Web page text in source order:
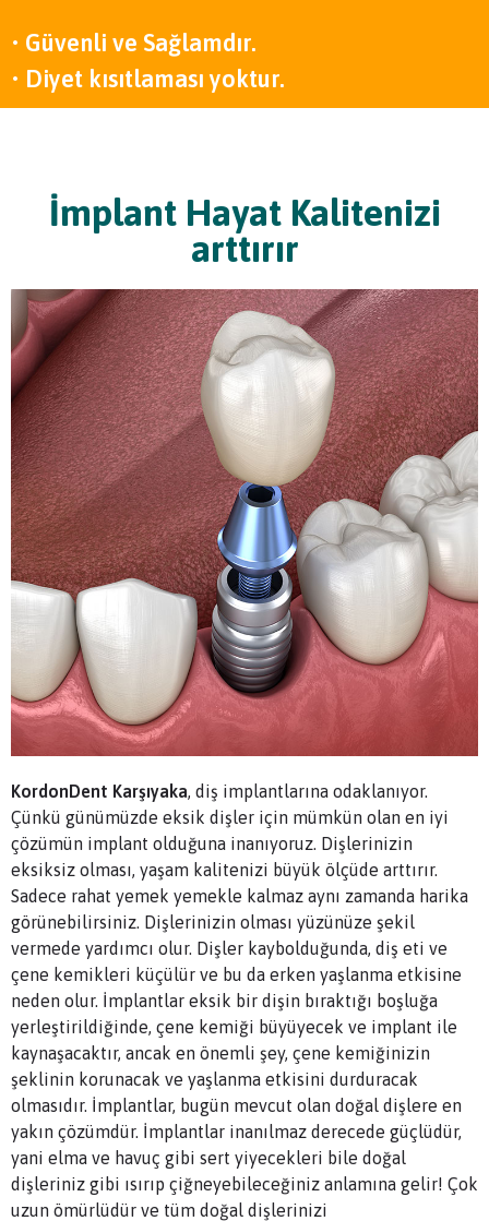
• Güvenli ve Sağlamdır.
• Diyet kısıtlaması yoktur.
İmplant Hayat Kalitenizi
arttırır
KordonDent Karşıyaka, diş implantlarına odaklanıyor.
Çünkü günümüzde eksik dişler için mümkün olan en iyi
çözümün implant olduğuna inanıyoruz. Dişlerinizin
eksiksiz olması, yaşam kalitenizi büyük ölçüde arttırır.
Sadece rahat yemek yemekle kalmaz aynı zamanda harika
görünebilirsiniz. Dişlerinizin olması yüzünüze şekil
vermede yardımcı olur. Dişler kaybolduğunda, diş eti ve
çene kemikleri küçülür ve bu da erken yaşlanma etkisine
neden olur. İmplantlar eksik bir dişin bıraktığı boşluğa
yerleştirildiğinde, çene kemiği büyüyecek ve implant ile
kaynaşacaktır, ancak en önemli şey, çene kemiğinizin
şeklinin korunacak ve yaşlanma etkisini durduracak
olmasıdır. İmplantlar, bugün mevcut olan doğal dişlere en
yakın çözümdür. İmplantlar inanılmaz derecede güçlüdür,
yani elma ve havuç gibi sert yiyecekleri bile doğal
dişleriniz gibi ısırıp çiğneyebileceğiniz anlamına gelir! Çok
uzun ömürlüdür ve tüm doğal dişlerinizi